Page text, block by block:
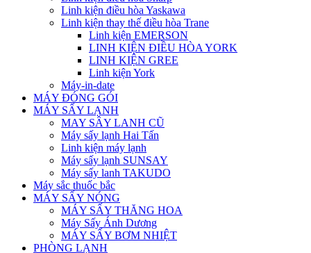
Linh kiện điều hòa Yaskawa
Linh kiện thay thế điều hòa Trane
Linh kiện EMERSON
LINH KIỆN ĐIỀU HÒA YORK
LINH KIỆN GREE
Linh kiện York
Máy-in-date
MÁY ĐÓNG GÓI
MÁY SẤY LẠNH
MAY SÂY LANH CŨ
Máy sấy lạnh Hai Tấn
Linh kiện máy lạnh
Máy sấy lạnh SUNSAY
Máy sấy lanh TAKUDO
Máy sắc thuốc bắc
MÁY SẤY NÓNG
MÁY SẤY THĂNG HOA
Máy Sấy Ánh Dương
MÁY SẤY BƠM NHIỆT
PHÒNG LẠNH